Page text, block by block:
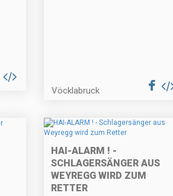
Vöcklabruck
HAI-ALARM ! -
SCHLAGERSÄNGER AUS
WEYREGG WIRD ZUM
RETTER